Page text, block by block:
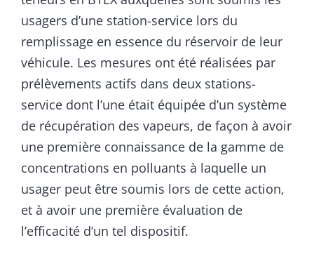
usagers d’une station-service lors du
remplissage en essence du réservoir de leur
véhicule. Les mesures ont été réalisées par
prélèvements actifs dans deux stations-
service dont l’une était équipée d’un système
de récupération des vapeurs, de façon à avoir
une première connaissance de la gamme de
concentrations en polluants à laquelle un
usager peut être soumis lors de cette action,
et à avoir une première évaluation de
l’efficacité d’un tel dispositif.